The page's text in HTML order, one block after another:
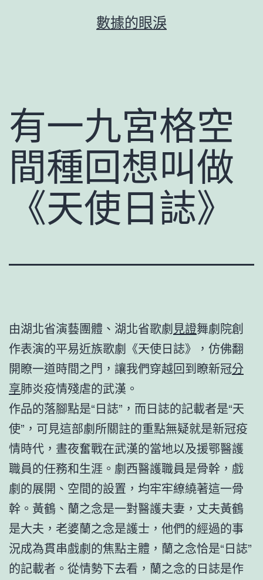
數據的眼淚
有一九宮格空
間種回想叫做
《天使日誌》
由湖北省演藝團體、湖北省歌劇見證舞劇院創
作表演的平易近族歌劇《天使日誌》，仿佛翻
開瞭一道時間之門，讓我們穿越回到瞭新冠分
享肺炎疫情殘虐的武漢。
作品的落腳點是“日誌”，而日誌的記載者是“天
使”，可見這部劇所關註的重點無疑就是新冠疫
情時代，晝夜奮戰在武漢的當地以及援鄂醫護
職員的任務和生涯。劇西醫護職員是骨幹，戲
劇的展開、空間的設置，均牢牢繚繞著這一骨
幹。黃鶴、蘭之念是一對醫護夫妻，丈夫黃鶴
是大夫，老婆蘭之念是護士，他們的經過的事
況成為貫串戲劇的焦點主體，蘭之念恰是“日誌”
的記載者。從情勢下去看，蘭之念的日誌是作